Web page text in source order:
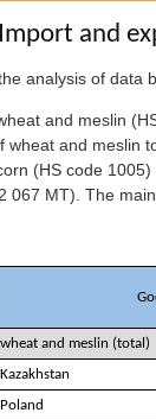
and
analysis of data
and meslin
wheat and meslin
(HS code
067 MT). The
wheat and meslin (total)
Kazakhstan
Poland